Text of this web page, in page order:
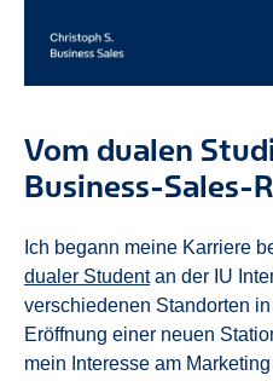
Vom dualen
Business-Sales-
Ich begann meine Karriere
dualer Studentan der IU
verschiedenen Standorten
Eröffnung einer neuen
mein Interesse am